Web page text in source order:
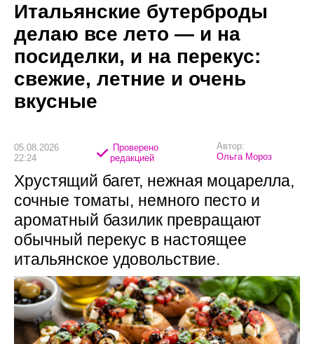
Итальянские бутерброды
делаю все лето — и на
посиделки, и на перекус:
свежие, летние и очень
вкусные
05.08.2026
22:24
Проверено
редакцией
Автор:
Ольга Мороз
Хрустящий багет, нежная моцарелла,
сочные томаты, немного песто и
ароматный базилик превращают
обычный перекус в настоящее
итальянское удовольствие.